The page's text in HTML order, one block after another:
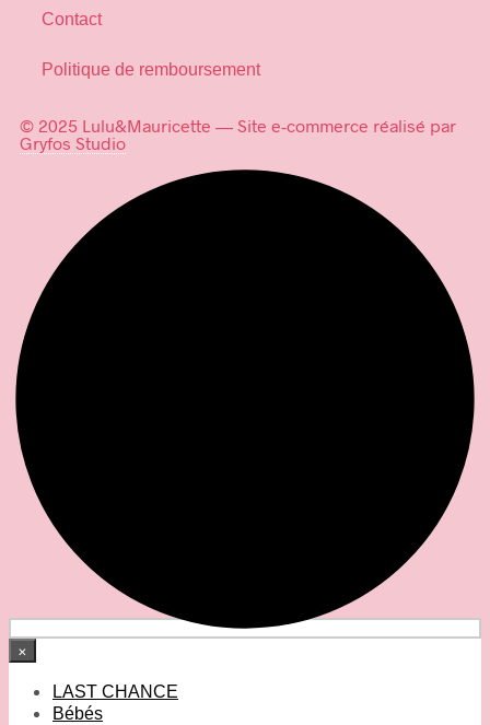
Contact
Politique de remboursement
© 2025 Lulu&Mauricette — Site e-commerce réalisé par
Gryfos Studio
×
LAST CHANCE
Bébés